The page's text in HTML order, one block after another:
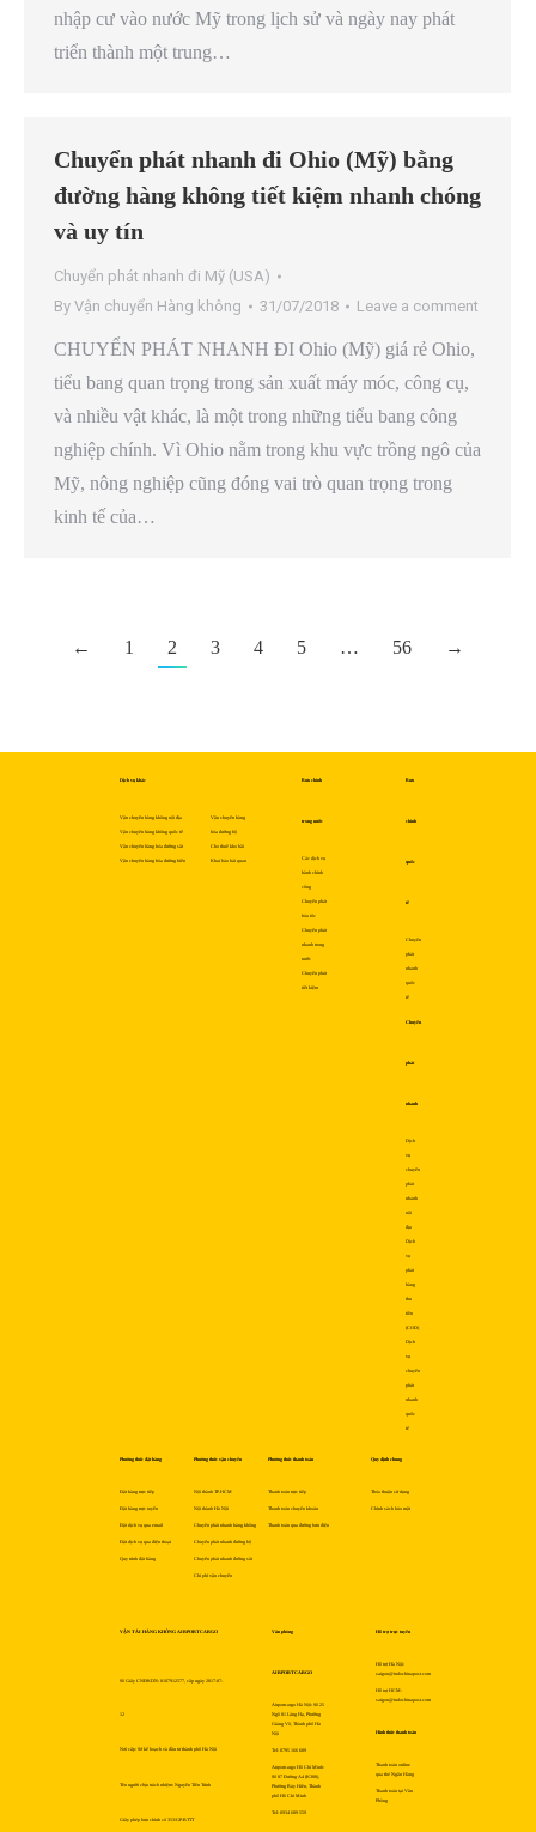
nhập cư vào nước Mỹ trong lịch sử và ngày nay phát
triển thành một trung…
Chuyển phát nhanh đi Ohio (Mỹ) bằng
đường hàng không tiết kiệm nhanh chóng
và uy tín
Chuyển phát nhanh đi Mỹ (USA)
By Vận chuyển Hàng không 31/07/2018 Leave a comment
CHUYỂN PHÁT NHANH ĐI Ohio (Mỹ) giá rẻ Ohio,
tiểu bang quan trọng trong sản xuất máy móc, công cụ,
và nhiều vật khác, là một trong những tiểu bang công
nghiệp chính. Vì Ohio nằm trong khu vực trồng ngô của
Mỹ, nông nghiệp cũng đóng vai trò quan trọng trong
kinh tế của…
← 1 2 3 4 5 … 56 →
Dịch vụ khác
Vận chuyển hàng không nội địa
Vận chuyển hàng không quốc tế
Vận chuyển hàng hóa đường sắt
Vận chuyển hàng hóa đường biển
Vận chuyển hàng
hóa đường bộ
Cho thuê kho bãi
Khai báo hải quan
Bưu chính
trong nước
Các dịch vụ
hành chính
công
Chuyển phát
hỏa tốc
Chuyển phát
nhanh trong
nước
Chuyển phát
tiết kiệm
Bưu
chính
quốc
tế
Chuyển
phát
nhanh
quốc
tế
Chuyển
phát
nhanh
Dịch
vụ
chuyển
phát
nhanh
nội
địa
Dịch
vụ
phát
hàng
thu
tiền
(COD)
Dịch
vụ
chuyển
phát
nhanh
quốc
tế
Phương thức đặt hàng
Đặt hàng trực tiếp
Đặt hàng trực tuyến
Đặt dịch vụ qua email
Đặt dịch vụ qua điện thoại
Quy trình đặt hàng
Phương thức vận chuyển
Nội thành TP.HCM
Nội thành Hà Nội
Chuyển phát nhanh hàng không
Chuyển phát nhanh đường bộ
Chuyển phát nhanh đường sắt
Chi phí vận chuyển
Phương thức thanh toán
Thanh toán trực tiếp
Thanh toán chuyển khoản
Thanh toán qua đường bưu điện
Quy định chung
Thỏa thuận sử dụng
Chính sách bảo mật
VẬN TẢI HÀNG KHÔNG AIRPORTCARGO
Số Giấy CNĐKDN: 0107912577, cấp ngày 2017-07-
12
Nơi cấp: Sở kế hoạch và đầu tư thành phố Hà Nội
Tên người chịu trách nhiệm: Nguyễn Tiến Trình
Giấy phép bưu chính số 353/GP-BTTT
Văn phòng
AIRPORTCARGO
Airportcargo Hà Nội: Số 25
Ngõ 81 Láng Hạ, Phường
Giảng Võ, Thành phố Hà
Nội
Tel: 0795 166 689
Airportcargo Hồ Chí Minh:
Số 87 Đường A4 (K300),
Phường Bảy Hiền, Thành
phố Hồ Chí Minh
Tel: 0934 689 559
Hỗ trợ trực tuyến
Hỗ trợ Hà Nội:
saigon@indochinapost.com
Hỗ trợ HCM:
saigon@indochinapost.com
Hình thức thanh toán
Thanh toán online
qua thẻ Ngân Hàng
Thanh toán tại Văn
Phòng